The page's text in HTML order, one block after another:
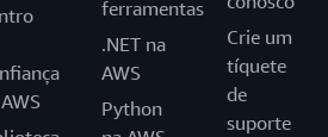
ferramentas
.NET na
AWS
Python
Crie um
tíquete
de
suporte